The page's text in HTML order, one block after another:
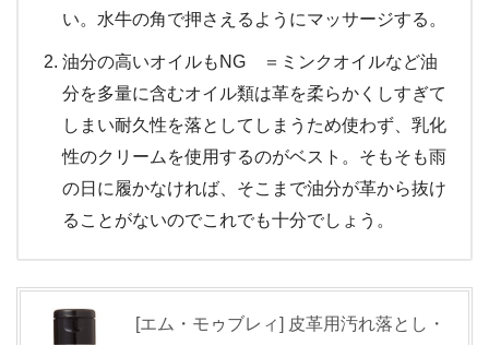
い。水牛の角で押さえるようにマッサージする。
油分の高いオイルもNG ＝ミンクオイルなど油
分を多量に含むオイル類は革を柔らかくしすぎて
しまい耐久性を落としてしまうため使わず、乳化
性のクリームを使用するのがベスト。そもそも雨
の日に履かなければ、そこまで油分が革から抜け
ることがないのでこれでも十分でしょう。
[エム・モゥブレィ] 皮革用汚れ落とし・